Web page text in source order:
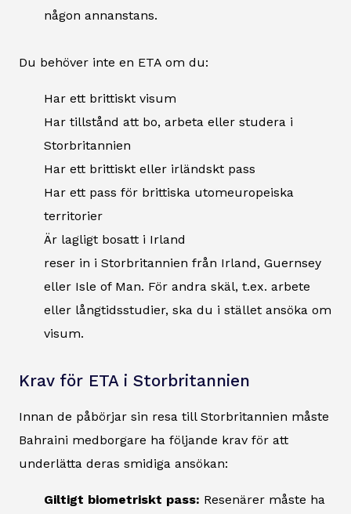
någon annanstans.
Du behöver inte en ETA om du:
Har ett brittiskt visum
Har tillstånd att bo, arbeta eller studera i
Storbritannien
Har ett brittiskt eller irländskt pass
Har ett pass för brittiska utomeuropeiska
territorier
Är lagligt bosatt i Irland
reser in i Storbritannien från Irland, Guernsey
eller Isle of Man. För andra skäl, t.ex. arbete
eller långtidsstudier, ska du i stället ansöka om
visum.
Krav för ETA i Storbritannien
Innan de påbörjar sin resa till Storbritannien måste
Bahraini medborgare ha följande krav för att
underlätta deras smidiga ansökan:
Giltigt biometriskt pass: Resenärer måste ha